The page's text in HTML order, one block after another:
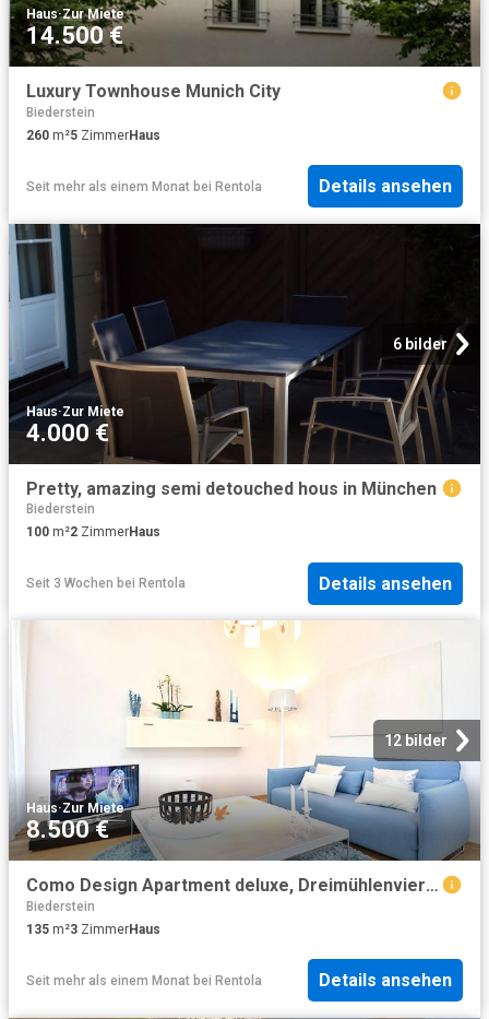
Haus·Zur Miete
14.500 €
Luxury Townhouse Munich City
Biederstein
260 m²5 ZimmerHaus
Seit mehr als einem Monat bei Rentola Details ansehen
6 bilder
Haus·Zur Miete
4.000 €
Pretty, amazing semi detouched hous in München
Biederstein
100 m²2 ZimmerHaus
Seit 3 Wochen bei Rentola Details ansehen
12 bilder
Haus·Zur Miete
8.500 €
Como Design Apartment deluxe, Dreimühlenviertel area, close to Isar river
Biederstein
135 m²3 ZimmerHaus
Seit mehr als einem Monat bei Rentola Details ansehen